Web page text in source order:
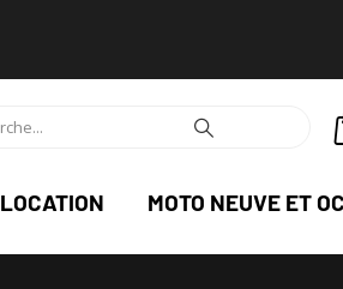
LOCATION MOTO NEUVE ET